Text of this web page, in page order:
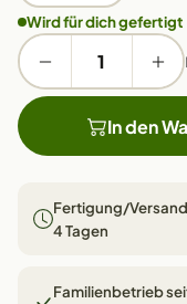
Wird für dich gefertigt
In den
Fertigung/
4 Tagen
Familienbetrieb